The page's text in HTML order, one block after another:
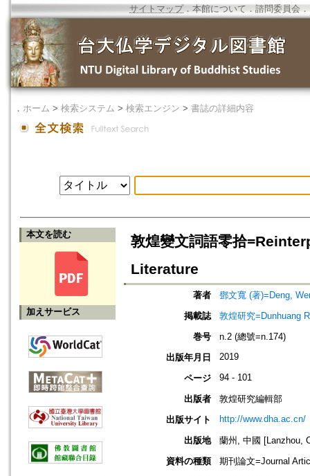
サイトマップ．本館について ． 諮問委員会 ．
． ホーム > 検索システム > 検索エンジン > 書誌の詳細内容
本文を読む
加えサービス
敦煌變文詞語零拾
Literature
著者
鄧文寬 (著)=Deng,
掲載誌
敦煌研究=Dunhuang
巻号
n.2 (總號=n.174)
出版年月日
2019
ページ 94 - 101
出版者
敦煌研究編輯部
出版サイト
http://www.dha.ac.cn/
出版地
蘭州, 中國 [Lanzhou,
資料の種類
期刊論文=Journal